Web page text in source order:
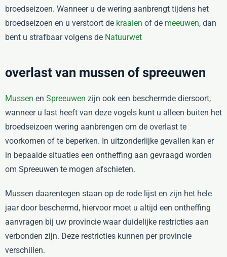
broedseizoen. Wanneer u de wering aanbrengt tijdens het
broedseizoen en u verstoort de kraaien of de meeuwen, dan
bent u strafbaar volgens de Natuurwet
overlast van mussen of spreeuwen
Mussen en Spreeuwen zijn ook een beschermde diersoort,
wanneer u last heeft van deze vogels kunt u alleen buiten het
broedseizoen wering aanbrengen om de overlast te
voorkomen of te beperken. In uitzonderlijke gevallen kan er
in bepaalde situaties een ontheffing aan gevraagd worden
om Spreeuwen te mogen afschieten.
Mussen daarentegen staan op de rode lijst en zijn het hele
jaar door beschermd, hiervoor moet u altijd een ontheffing
aanvragen bij uw provincie waar duidelijke restricties aan
verbonden zijn. Deze restricties kunnen per provincie
verschillen.